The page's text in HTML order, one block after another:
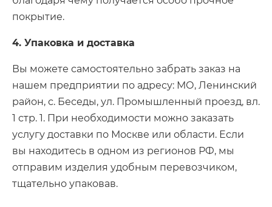
покрытие.
4. Упаковка и доставка
Вы можете самостоятельно забрать заказ на
нашем предприятии по адресу: МО, Ленинский
район, с. Беседы, ул. Промышленный проезд, вл.
1 стр. 1. При необходимости можно заказать
услугу доставки по Москве или области. Если
вы находитесь в одном из регионов РФ, мы
отправим изделия удобным перевозчиком,
тщательно упаковав.